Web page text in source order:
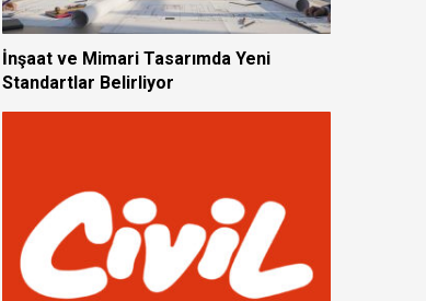
İnşaat ve Mimari Tasarımda Yeni
Standartlar Belirliyor